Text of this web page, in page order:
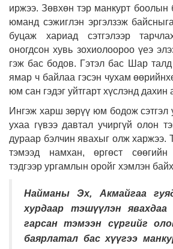
иржээ. Зөвхөн тэр манкурт боолын
юманд сэжиглэн эргэлзэж
буцаж хариад сэтгэлээр
оногдсон хувь зохиолоороо үеэ
гэж бас бодов. Гэтэл бас Шар
ямар ч байлаа гэсэн чухам
юм сан гэдэг уйтгарт хүслэнд дахин
Ингэж харш зөрүү юм бодож сэтгэл
ухаа гүвээ давтал учиргүй олон
дураар бэлчин явахыг олж харжээ.
тэмээд намхан, өргөст сөөгийн
тэдгээр ургамлын оройг хэмлэн
Найманы Эх, Акмайгаа
хурдаар тэшүүлэн
гарсан тэмээн сүргийг
баярлатал бас хүүгээ